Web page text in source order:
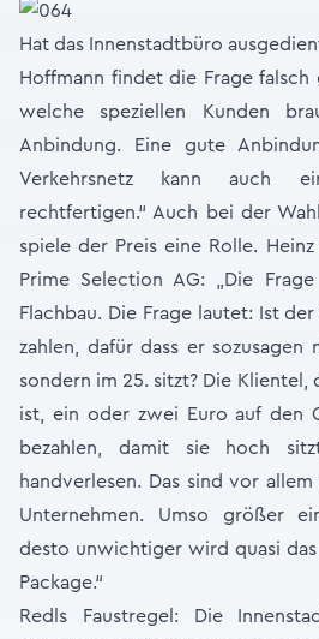
Hat das Innenstadtbüro
Hoffmann findet die Frage falsch
welche speziellen Kunden
Anbindung. Eine gute
Verkehrsnetz kann auch
rechtfertigen.“ Auch bei der
spiele der Preis eine Rolle.
Prime Selection AG: „Die
Flachbau. Die Frage lautet: Ist
zahlen, dafür dass er sozusagen
sondern im 25. sitzt? Die
ist, ein oder zwei Euro auf den
bezahlen, damit sie hoch
handverlesen. Das sind vor
Unternehmen. Umso größer
desto unwichtiger wird quasi
Package.“
Redls Faustregel: Die